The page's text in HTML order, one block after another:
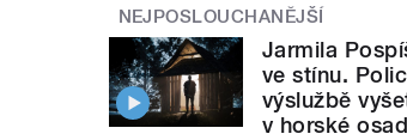
NEJPOSLOUCHANĚJŠÍ
Jarmila
ve stínu.
výslužbě
v horské